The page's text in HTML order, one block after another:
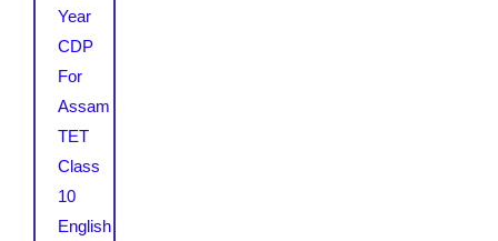
Year
CDP
For
Assam
TET
Class
10
English